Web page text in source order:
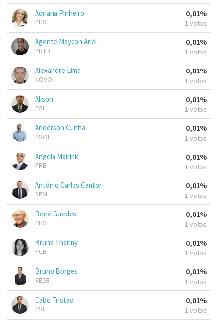
Adriana Pinheiro
PHS
0,01%
1 votos
Agente Maycon Ariel
PRTB
0,01%
1 votos
Alexandre Lima
NOVO
0,01%
1 votos
Alison
PSL
0,01%
1 votos
Anderson Cunha
PSOL
0,01%
1 votos
Angela Mairink
PRB
0,01%
1 votos
Antônio Carlos Cantor
DEM
0,01%
1 votos
Bené Guedes
PHS
0,01%
1 votos
Bruna Thariny
PCB
0,01%
1 votos
Bruno Borges
REDE
0,01%
1 votos
Cabo Tristao
PSL
0,01%
1 votos